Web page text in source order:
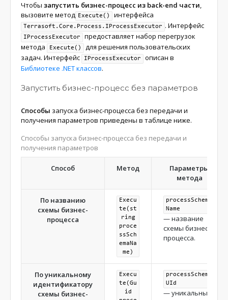
Чтобы запустить бизнес-процесс из back-end части,
вызовите метод Execute() интерфейса
Terrasoft.Core.Process.IProcessExecutor . Интерфейс
IProcessExecutor
предоставляет набор перегрузок
метода
Execute()
для решения пользовательских
задач. Интерфейс
IProcessExecutor
описан в
Библиотеке .NET классов.
Запустить бизнес-процесс без параметров
Способы запуска бизнес-процесса без передачи и
получения параметров приведены в таблице ниже.
Способы запуска бизнес-процесса без передачи и
получения параметров
Способ Метод
Параметры
метода
По названию
схемы бизнес-
процесса
Execu
te(st
ring
proce
ssSch
emaNa
me)
processSchema
Name
— название
схемы бизнес-
процесса.
По уникальному
идентификатору
схемы бизнес-
Execu
te(Gu
id
processSchema
UId
— уникальный